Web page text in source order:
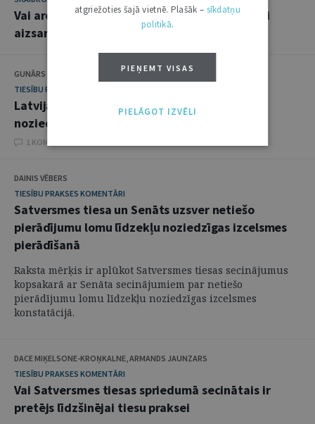
Vai arodbiedrību darbība Latvijā ir pietiekami
aizsargāta
GUNĀRS KŪTRIS
TIESĪBU PRAKSES KOMENTĀRI
Latvijas tendence konfiscēt mantu, kuras
noziedzīgā izcelsme nav pierādīta
1 KOMENTĀRI
DAINIS VĒBERS
TIESĪBU PRAKSES KOMENTĀRI
Satversmes tiesa un Senāts uzsver netiešo
pierādījumu lomu līdzekļu noziedzīgas izcelsmes
pierādīšanā
Raksta mērķis ir aplūkot Satversmes tiesas secinājumus
kopsakarā ar Senāta secinājumiem par netiešo
pierādījumu lomu līdzekļu noziedzīgas izcelsmes
konstatācijā.
DACE MIĶELSONE-KROŅKALNE, ARMANDS JAUNZARS
TIESĪBU PRAKSES KOMENTĀRI
Vai Satversmes tiesas spriedumā secinātais ir
pretējs līdzšinējai tiesu praksei
atgriežoties šajā vietnē. Plašāk – sīkdatņu
politikā.
PIEŅEMT VISAS
PIELĀGOT IZVĒLI